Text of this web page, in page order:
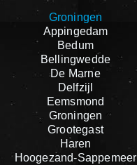
Groningen
Appingedam
Bedum
Bellingwedde
De Marne
Delfzijl
Eemsmond
Groningen
Grootegast
Haren
Hoogezand-Sappemeer